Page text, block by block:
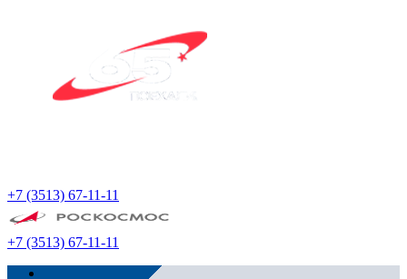
+7 (3513) 67-11-11
+7 (3513) 67-11-11